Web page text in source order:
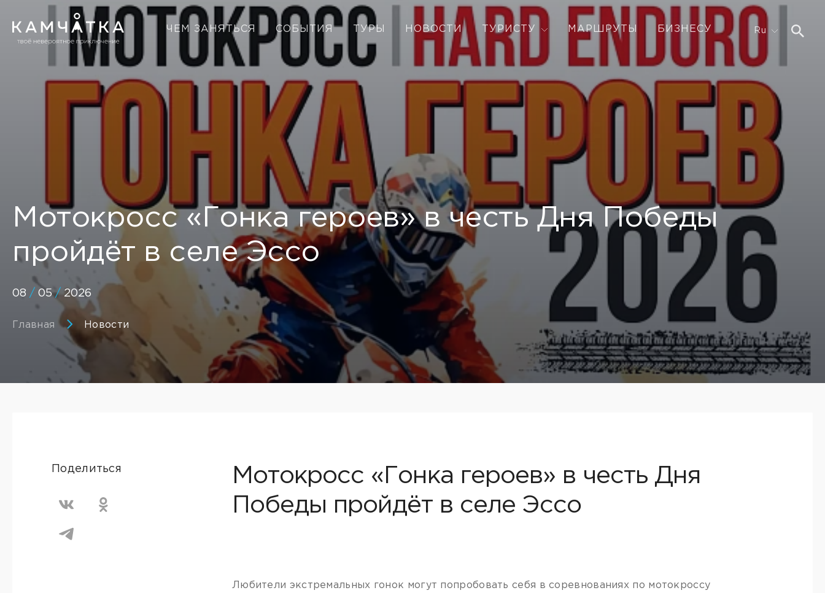
ЧЕМ ЗАНЯТЬСЯ СОБЫТИЯ ТУРЫ НОВОСТИ ТУРИСТУ МАРШРУТЫ БИЗНЕСУ Ru
Мотокросс «Гонка героев» в честь Дня Победы
пройдёт в селе Эссо
08 / 05/2026
Главная Новости
Поделиться
Мотокросс «Гонка героев» в честь Дня
Победы пройдёт в селе Эссо
Любители экстремальных гонок могут попробовать себя в соревнованиях по мотокроссу